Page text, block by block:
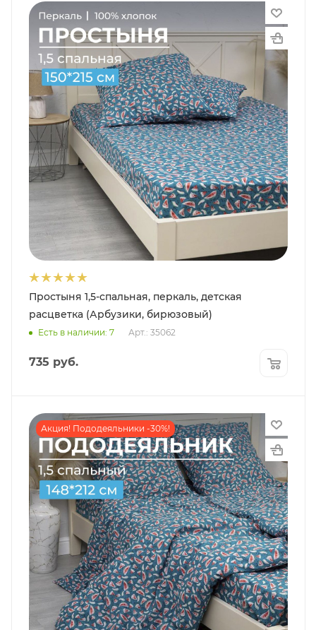
Простыня 1,5-спальная, перкаль, детская
расцветка (Арбузики, бирюзовый)
Есть в наличии: 7 Арт.: 35062
735 руб.
Акция! Пододеяльники -30%!